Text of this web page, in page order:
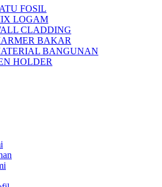
FOSIL
LOGAM
CLADDING
BAKAR
BANGUNAN
HOLDER